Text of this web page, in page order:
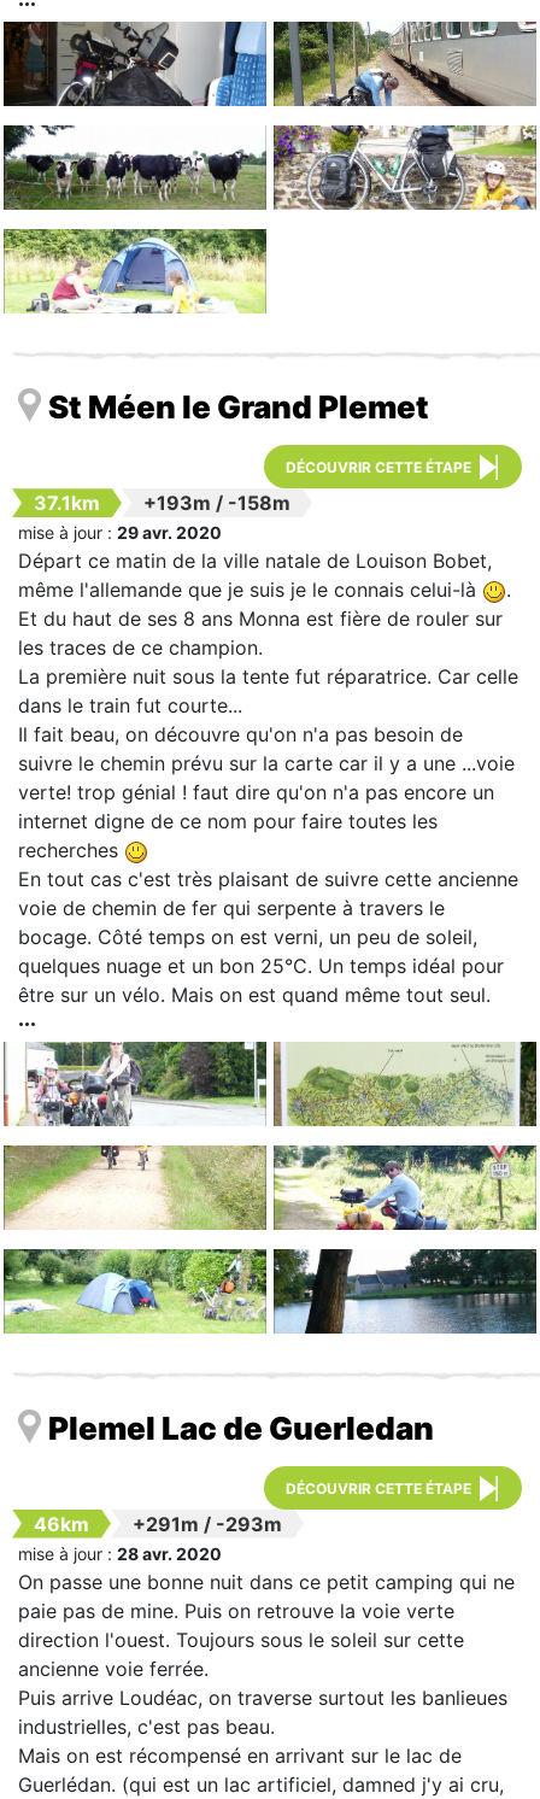
St Méen le Grand Plemet
DÉCOUVRIR CETTE ÉTAPE
37.1km +193m / -158m
mise à jour : 29 avr. 2020
Départ ce matin de la ville natale de Louison Bobet,
même l'allemande que je suis je le connais celui-là
.
Et du haut de ses 8 ans Monna est fière de rouler sur
les traces de ce champion.
La première nuit sous la tente fut réparatrice. Car celle
dans le train fut courte...
Il fait beau, on découvre qu'on n'a pas besoin de
suivre le chemin prévu sur la carte car il y a une ...voie
verte! trop génial ! faut dire qu'on n'a pas encore un
internet digne de ce nom pour faire toutes les
recherches
En tout cas c'est très plaisant de suivre cette ancienne
voie de chemin de fer qui serpente à travers le
bocage. Côté temps on est verni, un peu de soleil,
quelques nuage et un bon 25°C. Un temps idéal pour
être sur un vélo. Mais on est quand même tout seul.
Plemel Lac de Guerledan
DÉCOUVRIR CETTE ÉTAPE
46km +291m / -293m
mise à jour : 28 avr. 2020
On passe une bonne nuit dans ce petit camping qui ne
paie pas de mine. Puis on retrouve la voie verte
direction l'ouest. Toujours sous le soleil sur cette
ancienne voie ferrée.
Puis arrive Loudéac, on traverse surtout les banlieues
industrielles, c'est pas beau.
Mais on est récompensé en arrivant sur le lac de
Guerlédan. (qui est un lac artificiel, damned j'y ai cru,